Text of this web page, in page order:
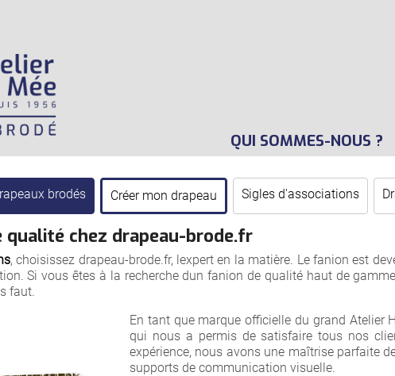
QUI SOMMES-NOUS ?
brodés Créer mon drapeau Sigles d'associations
qualité chez drapeau-brode.fr
, choisissez drapeau-brode.fr, lexpert en la matière. Le fanion est
Si vous êtes à la recherche dun fanion de qualité haut de
faut.
En tant que marque officielle du grand Atelier
qui nous a permis de satisfaire tous nos
expérience, nous avons une maîtrise parfaite
supports de communication visuelle.